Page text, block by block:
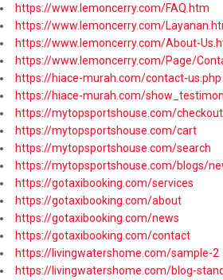
https://www.lemoncerry.com/FAQ.htm
https://www.lemoncerry.com/
https://www.lemoncerry.com/About-
https://www.lemoncerry.com/Page/
https://hiace-murah.com/contact-us.php
https://hiace-murah.com/
https://mytopsportshouse.com/checkout
https://mytopsportshouse.com/cart
https://mytopsportshouse.com/search
https://mytopsportshouse.com/blogs/
https://gotaxibooking.com/services
https://gotaxibooking.com/about
https://gotaxibooking.com/news
https://gotaxibooking.com/contact
https://livingwatershome.com/sample-2
https://livingwatershome.com/blog-